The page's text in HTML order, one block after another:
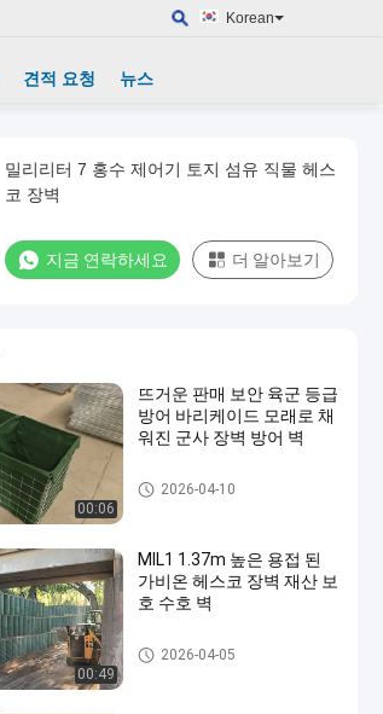
Korean
견적 요청 뉴스
밀리리터 7 홍수 제어기 토지 섬유 직물 헤스
코 장벽
지금 연락하세요 더 알아보기
00:06
뜨거운 판매 보안 육군 등급
방어 바리케이드 모래로 채
워진 군사 장벽 방어 벽
군 장벽2026-04-10
00:49
MIL1 1.37m 높은 용접 된
가비온 헤스코 장벽 재산 보
호 수호 벽
군 장벽2026-04-05